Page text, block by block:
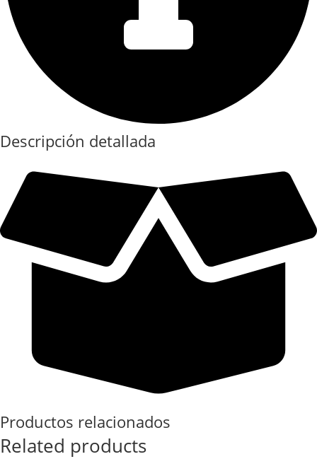
Descripción detallada
Productos relacionados
Related products